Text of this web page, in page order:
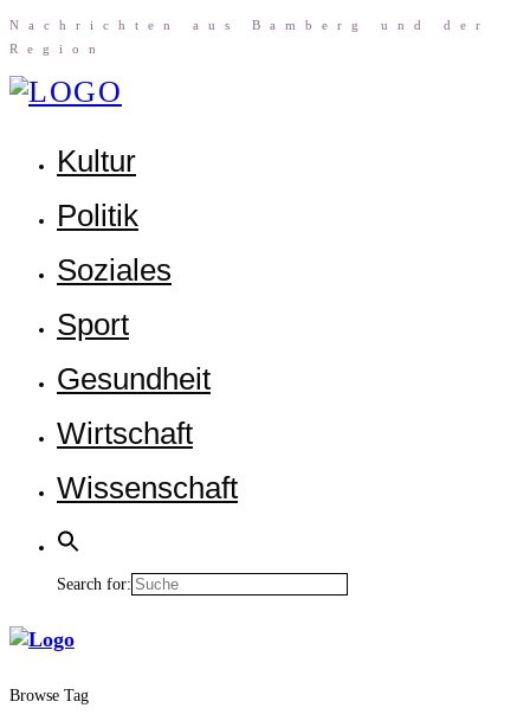
Nach­rich­ten aus Bam­berg und der
Region
Kul­tur
Poli­tik
Sozia­les
Sport
Gesund­heit
Wirt­schaft
Wis­sen­schaft
Search for:
Browse Tag